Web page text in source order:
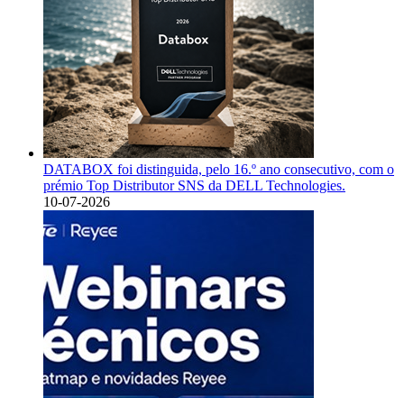
DATABOX foi distinguida, pelo 16.º ano consecutivo, com o
prémio Top Distributor SNS da DELL Technologies.
10-07-2026